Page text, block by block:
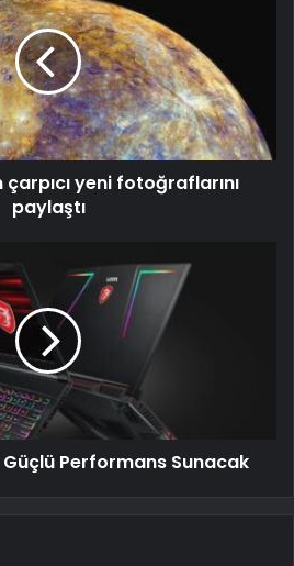
çarpıcı yeni fotoğraflarını
paylaştı
Güçlü Performans Sunacak